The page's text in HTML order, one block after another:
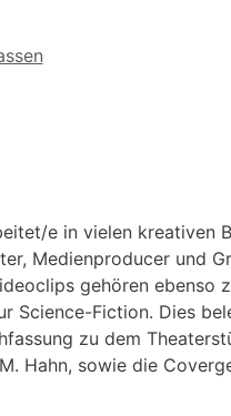
e in vielen kreativen
Medienproducer und
gehören ebenso
Science-Fiction. Dies
zu dem
Hahn, sowie die